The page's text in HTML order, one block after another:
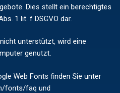
Dies stellt ein berechtigtes
1 lit. f DSGVO dar.
unterstützt, wird eine
genutzt.
Web Fonts finden Sie unter
fonts/faq und